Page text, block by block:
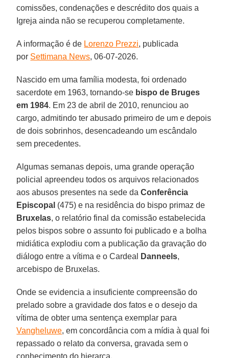
comissões, condenações e descrédito dos quais a
Igreja ainda não se recuperou completamente.
A informação é de Lorenzo Prezzi, publicada
por Settimana News, 06-07-2026.
Nascido em uma família modesta, foi ordenado
sacerdote em 1963, tornando-se bispo de Bruges
em 1984. Em 23 de abril de 2010, renunciou ao
cargo, admitindo ter abusado primeiro de um e depois
de dois sobrinhos, desencadeando um escândalo
sem precedentes.
Algumas semanas depois, uma grande operação
policial apreendeu todos os arquivos relacionados
aos abusos presentes na sede daConferência
Episcopal (475) e na residência do bispo primaz de
Bruxelas, o relatório final da comissão estabelecida
pelos bispos sobre o assunto foi publicado e a bolha
midiática explodiu com a publicação da gravação do
diálogo entre a vítima e o Cardeal
Danneels,
arcebispo de Bruxelas.
Onde se evidencia a insuficiente compreensão do
prelado sobre a gravidade dos fatos e o desejo da
vítima de obter uma sentença exemplar para
Vangheluwe, em concordância com a mídia à qual foi
repassado o relato da conversa, gravada sem o
conhecimento do hierarca.